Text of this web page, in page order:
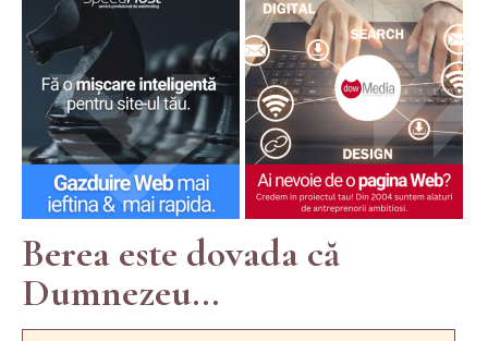
Berea este dovada că
Dumnezeu...